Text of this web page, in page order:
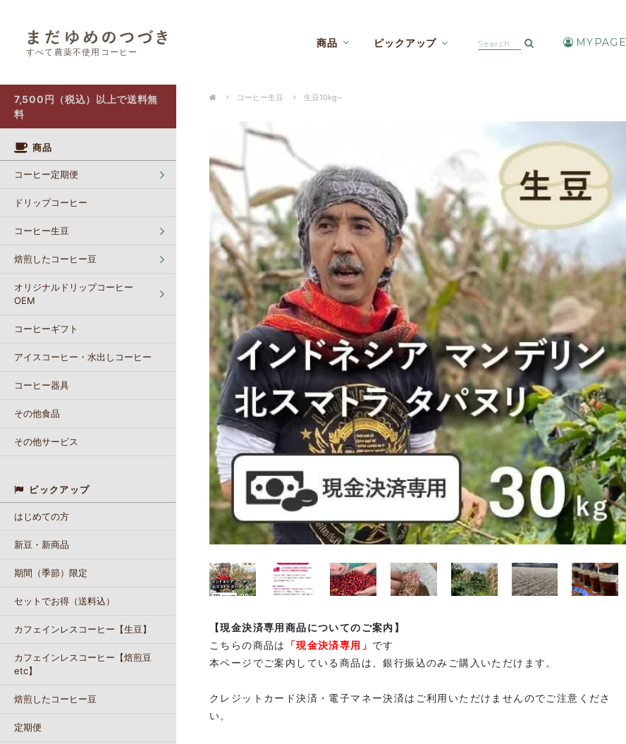
すべて農薬不使用コーヒー
商品 ピックアップ MYPAGE
7,500円（税込）以上で送料無
料
商品
コーヒー定期便
ドリップコーヒー
コーヒー生豆
焙煎したコーヒー豆
オリジナルドリップコーヒー
OEM
コーヒーギフト
アイスコーヒー・水出しコーヒー
コーヒー器具
その他食品
その他サービス
ピックアップ
はじめての方
新豆・新商品
期間（季節）限定
セットでお得（送料込）
カフェインレスコーヒー【生豆】
カフェインレスコーヒー【焙煎豆
etc】
焙煎したコーヒー豆
定期便
コーヒー生豆 生豆10kg~
【現金決済専用商品についてのご案内】
こちらの商品は
「現金決済専用」 です
本ページでご案内している商品は、銀行振込のみご購入いただけます。
クレジットカード決済・電子マネー決済はご利用いただけませんのでご注意くださ
い。